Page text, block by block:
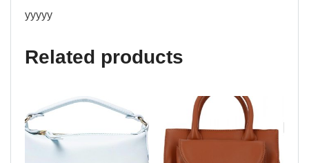
yyyyy
Related products